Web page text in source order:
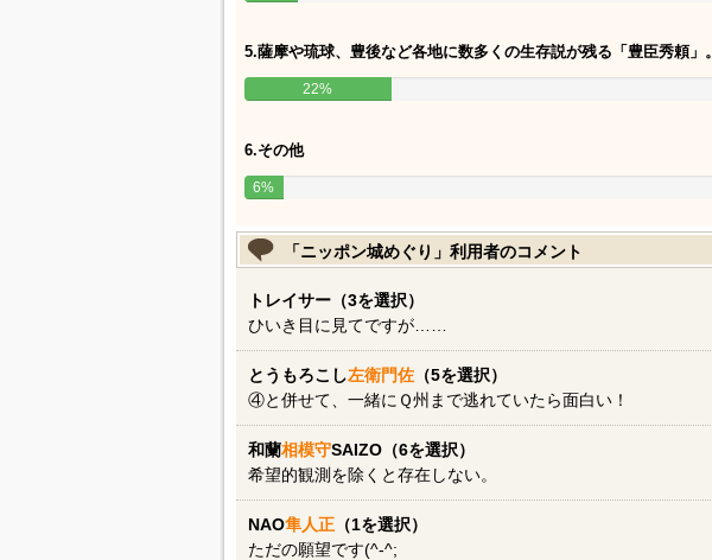
5.薩摩や琉球、豊後など各地に数多くの生存説が残る「豊臣秀頼」。
22%
6.その他
6%
「ニッポン城めぐり」利用者のコメント
トレイサー（3を選択）
ひいき目に見てですが……
とうもろこし左衛門佐（5を選択）
④と併せて、一緒にＱ州まで逃れていたら面白い！
和蘭相模守SAIZO（6を選択）
希望的観測を除くと存在しない。
NAO隼人正（1を選択）
ただの願望です(^-^;